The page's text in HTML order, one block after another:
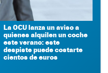
La OCU lanza un aviso a
quienes alquilen un coche
este verano: este
despiste puede costarte
cientos de euros